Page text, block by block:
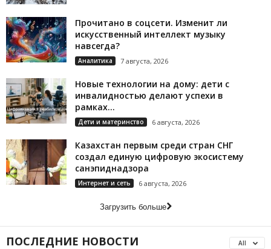
Прочитано в соцсети. Изменит ли
искусственный интеллект музыку
навсегда?
Аналитика 7 августа, 2026
Новые технологии на дому: дети с
инвалидностью делают успехи в
рамках...
Дети и материнство 6 августа, 2026
Казахстан первым среди стран СНГ
создал единую цифровую экосистему
санэпиднадзора
Интернет и сеть 6 августа, 2026
Загрузить больше
ПОСЛЕДНИЕ НОВОСТИ All